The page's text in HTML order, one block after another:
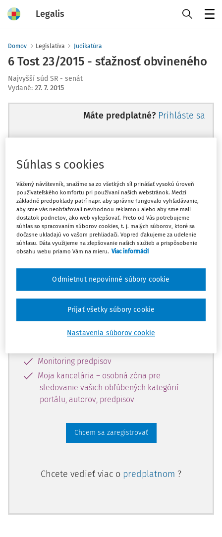
Legalis
Domov Legislatíva Judikatúra
6 Tost 23/2015 - sťažnosť obvineného
Najvyšší súd SR - senát
Vydané: 27. 7. 2015
Máte predplatné? Prihláste sa
Ups, zatiaľ ste si prečítali len
začiatok...
Celý odborný obsah z tejto oblasti je
dostupný predplatiteľom portálu.
obsahu a získajte prístup na 10 dní
zdarma, stačí sa len zaregistrovať.
Vďaka registrácii získate prístup aj k
vybranému obsahu:
Monitoring predpisov
Moja kancelária – osobná zóna pre
sledovanie vašich obľúbených kategórií
portálu, autorov, predpisov
Chcem sa zaregistrovať
Chcete vedieť viac o predplatnom ?
Súhlas s cookies
Vážený návštevník, snažíme sa zo všetkých síl prinášať vysokú úroveň
používateľského komfortu pri používaní našich webstránok. Medzi
základné predpoklady patrí napr. aby správne fungovalo vyhľadávanie,
aby sme vás neobťažovali nevhodnou reklamou alebo aby sme mali
dostatok podnetov, ako web vylepšovať. Preto od Vás potrebujeme
súhlas so spracovaním súborov cookies, t. j. malých súborov, ktoré sa
dočasne ukladajú vo vašom prehliadači. Vopred ďakujeme za udelenie
súhlasu. Dáta využijeme na zlepšovanie našich služieb a prispôsobenie
obsahu webu priamo Vám na mieru. Viac informácií
Nastavenia súborov cookie
Odmietnut nepovinné súbory cookie
Prijať všetky súbory cookie